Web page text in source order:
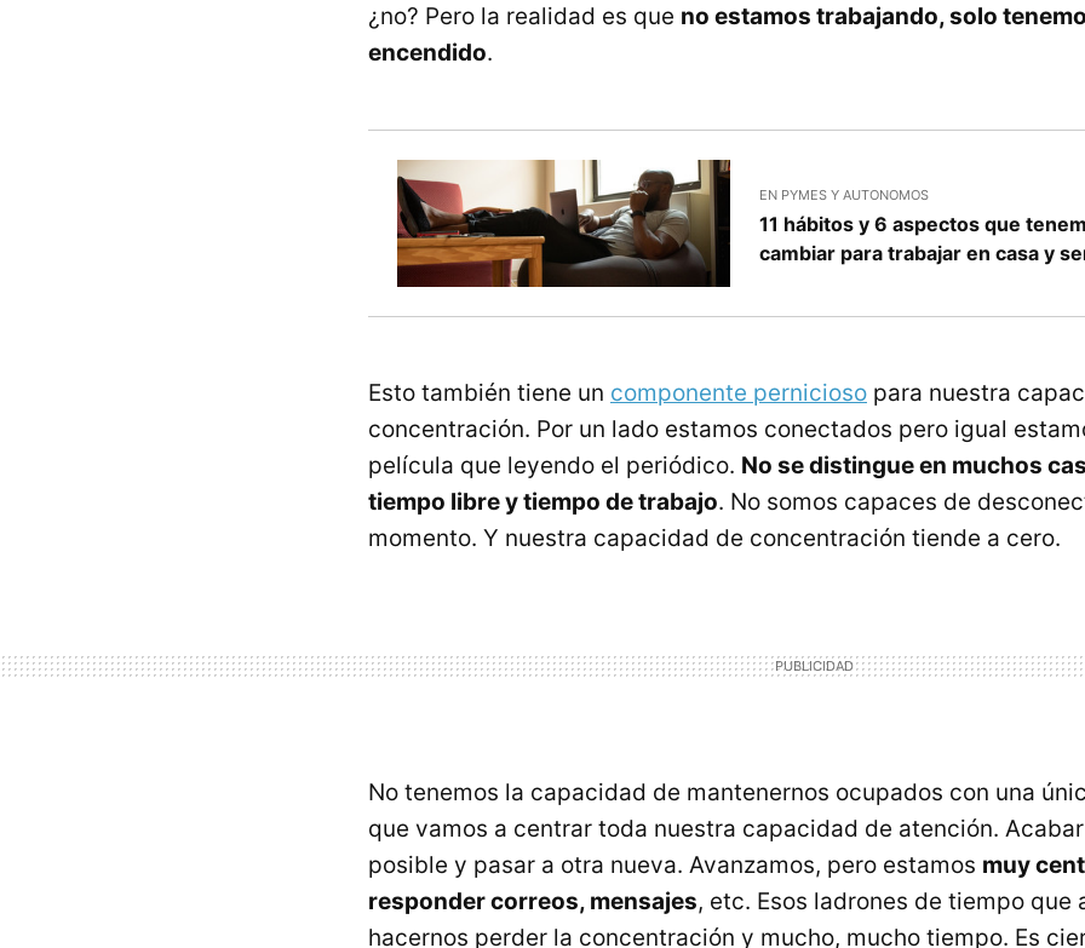
¿no? Pero la realidad es que no estamos trabajando, solo
encendido.
EN PYMES Y AUTONOMOS
11 hábitos y 6 aspectos que
cambiar para trabajar en casa y
Esto también tiene un componente pernicioso para nuestra
concentración. Por un lado estamos conectados pero igual
película que leyendo el periódico. No se distingue en muchos
tiempo libre y tiempo de trabajo. No somos capaces de
momento. Y nuestra capacidad de concentración tiende a cero.
No tenemos la capacidad de mantenernos ocupados con una
que vamos a centrar toda nuestra capacidad de atención.
posible y pasar a otra nueva. Avanzamos, pero estamos muy
responder correos, mensajes, etc. Esos ladrones de tiempo que
hacernos perder la concentración y mucho, mucho tiempo. Es